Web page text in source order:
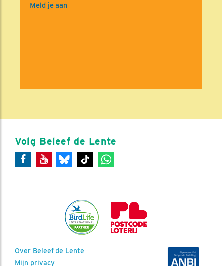
Meld je aan
Volg Beleef de Lente
Over Beleef de Lente
Mijn privacy